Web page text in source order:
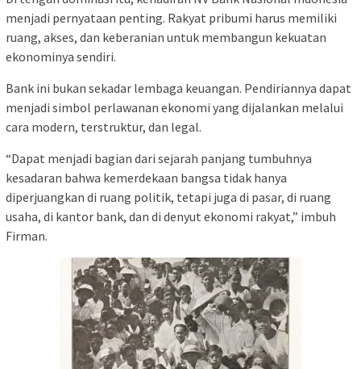
menjadi pernyataan penting. Rakyat pribumi harus memiliki
ruang, akses, dan keberanian untuk membangun kekuatan
ekonominya sendiri.
Bank ini bukan sekadar lembaga keuangan. Pendiriannya dapat
menjadi simbol perlawanan ekonomi yang dijalankan melalui
cara modern, terstruktur, dan legal.
“Dapat menjadi bagian dari sejarah panjang tumbuhnya
kesadaran bahwa kemerdekaan bangsa tidak hanya
diperjuangkan di ruang politik, tetapi juga di pasar, di ruang
usaha, di kantor bank, dan di denyut ekonomi rakyat,” imbuh
Firman.